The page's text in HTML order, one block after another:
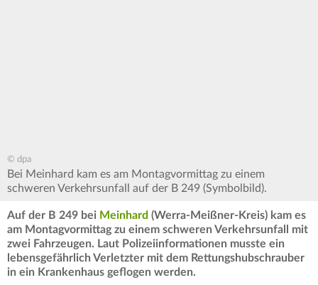
© dpa
Bei Meinhard kam es am Montagvormittag zu einem
schweren Verkehrsunfall auf der B 249 (Symbolbild).
Auf der B 249 bei Meinhard (Werra-Meißner-Kreis) kam es
am Montagvormittag zu einem schweren Verkehrsunfall mit
zwei Fahrzeugen. Laut Polizeiinformationen musste ein
lebensgefährlich Verletzter mit dem Rettungshubschrauber
in ein Krankenhaus geflogen werden.